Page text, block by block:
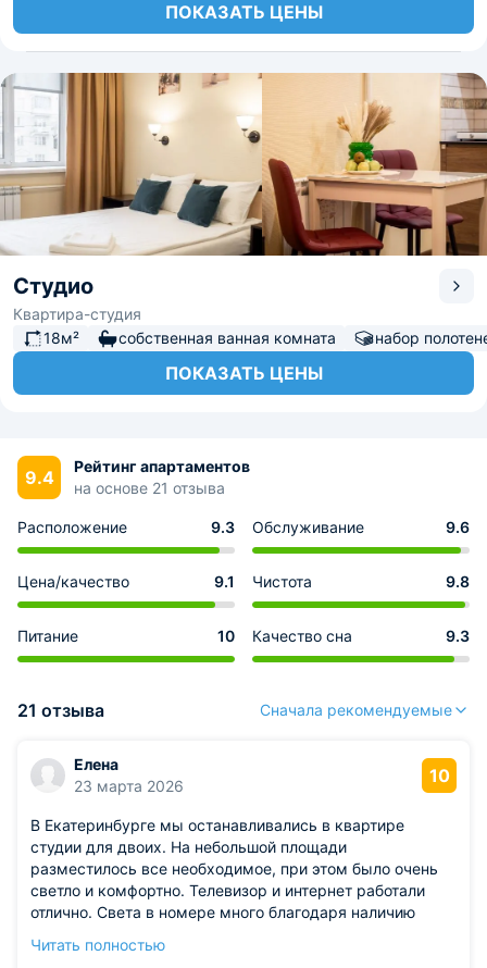
ПОКАЗАТЬ ЦЕНЫ
Студио
Квартира-студия
18м²
собственная ванная комната набор
ПОКАЗАТЬ ЦЕНЫ
9.4
Рейтинг апартаментов
на основе 21 отзыва
Расположение 9.3 Обслуживание 9.6
Цена/качество 9.1 Чистота 9.8
Питание 10 Качество сна 9.3
21 отзыва Сначала рекомендуемые
Елена
23 марта 2026
10
В Екатеринбурге мы останавливались в квартире
студии для двоих. На небольшой площади
разместилось все необходимое, при этом было очень
светло и комфортно. Телевизор и интернет работали
отлично. Света в номере много благодаря наличию
кухне присутствовали разные мелочи в виде специй,
Читать полностью